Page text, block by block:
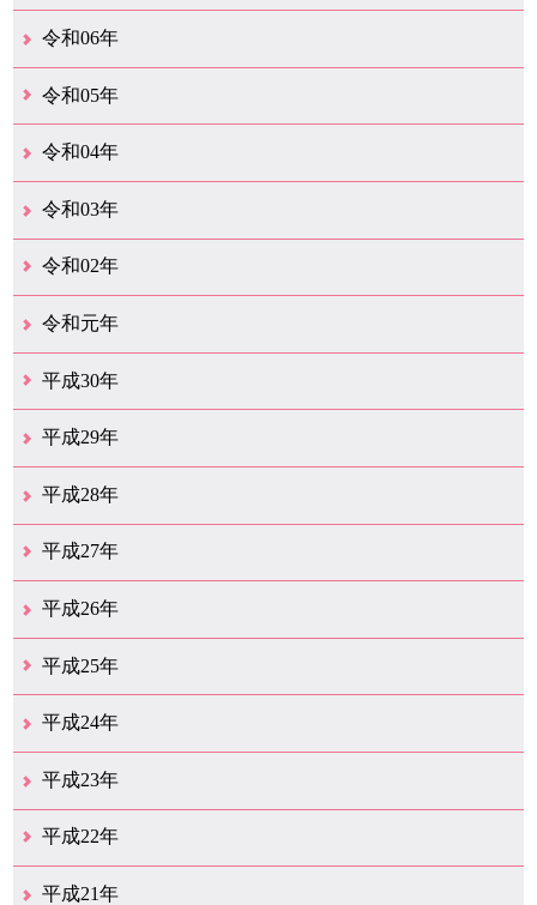
12月（50）
11月（42）
10月（31）
9月（35）
8月（26）
7月（25）
6月（35）
5月（26）
4月（35）
3月（32）
2月（35）
1月（24）
令和06年
12月（46）
11月（38）
10月（32）
9月（29）
8月（36）
7月（30）
6月（33）
5月（29）
4月（45）
3月（50）
2月（21）
1月（75）
令和05年
12月（36）
11月（31）
10月（30）
9月（30）
8月（26）
7月（29）
6月（19）
5月（28）
4月（28）
3月（38）
2月（21）
1月（22）
令和04年
12月（40）
11月（22）
10月（33）
9月（35）
8月（31）
7月（25）
6月（33）
5月（16）
4月（48）
3月（42）
2月（23）
1月（31）
令和03年
12月（26）
11月（25）
10月（18）
9月（33）
8月（27）
7月（28）
6月（24）
5月（24）
4月（36）
3月（67）
2月（18）
1月（44）
令和02年
12月（41）
11月（18）
10月（25）
9月（21）
8月（31）
7月（28）
6月（41）
5月（36）
4月（49）
3月（69）
2月（36）
1月（15）
令和元年
12月（19）
11月（21）
10月（36）
9月（25）
8月（16）
7月（16）
6月（13）
5月（10）
4月（38）
3月（15）
2月（10）
1月（8）
平成30年
12月（14）
11月（13）
10月（18）
9月（17）
8月（19）
7月（66）
6月（19）
5月（16）
4月（29）
3月（41）
2月（16）
1月（15）
平成29年
12月（22）
11月（11）
10月（22）
9月（31）
8月（20）
7月（29）
6月（6）
5月（13）
4月（10）
3月（10）
2月（5）
1月（6）
平成28年
12月（15）
11月（12）
10月（12）
9月（21）
8月（11）
7月（18）
6月（16）
5月（27）
4月（49）
3月（37）
2月（12）
1月（9）
平成27年
12月（23）
11月（12）
10月（11）
9月（15）
8月（4）
7月（11）
6月（20）
5月（14）
4月（26）
3月（29）
2月（17）
1月（9）
平成26年
12月（11）
11月（11）
10月（9）
9月（11）
8月（12）
7月（9）
6月（12）
5月（5）
4月（13）
3月（12）
2月（8）
1月（9）
平成25年
12月（12）
11月（6）
10月（7）
9月（10）
8月（6）
7月（9）
6月（7）
5月（8）
4月（7）
3月（12）
2月（17）
1月（7）
平成24年
12月（8）
11月（5）
10月（7）
9月（10）
8月（5）
7月（7）
6月（9）
5月（7）
4月（6）
3月（12）
2月（2）
1月（4）
平成23年
12月（6）
11月（6）
10月（14）
9月（5）
8月（8）
7月（7）
6月（9）
5月（10）
4月（12）
3月（3）
2月（2）
平成22年
12月（1）
11月（5）
10月（7）
9月（15）
8月（12）
7月（11）
6月（12）
5月（6）
4月（4）
3月（17）
2月（7）
1月（6）
平成21年